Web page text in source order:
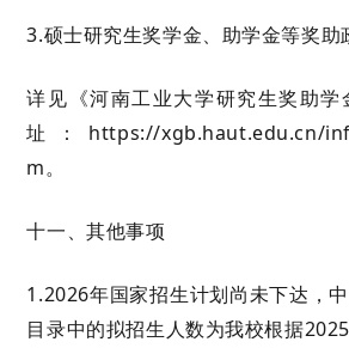
3.硕士研究生奖学金、助学金等奖助
详见《河南工业大学研究生奖助学
址： https://xgb.haut.edu.cn/
m。
十一、其他事项
1.2026年国家招生计划尚未下达，
目录中的拟招生人数为我校根据